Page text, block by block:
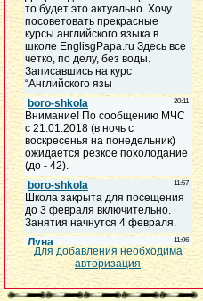
Для добавления необходима
авторизация